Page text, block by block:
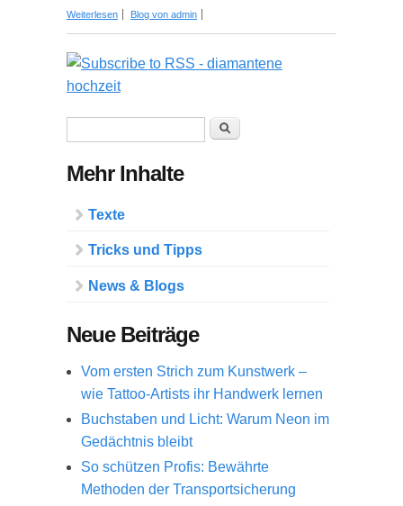
Weiterlesen über Freche Sprüche, schöne Reden und lustige
Blog von admin
Suche
Mehr Inhalte
Texte
Tricks und Tipps
News & Blogs
Neue Beiträge
Vom ersten Strich zum Kunstwerk –
wie Tattoo-Artists ihr Handwerk lernen
Buchstaben und Licht: Warum Neon im
Gedächtnis bleibt
So schützen Profis: Bewährte
Methoden der Transportsicherung